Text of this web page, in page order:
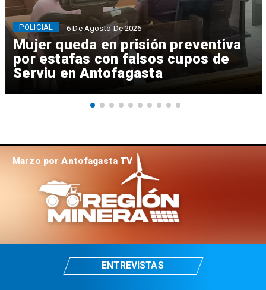
Mujer queda en prisión preventiva
por estafas con falsos cupos de
Serviu en Antofagasta
POLICIAL 6 De Agosto De 2026
Marzo por Antofagasta TV
ENTREVISTAS